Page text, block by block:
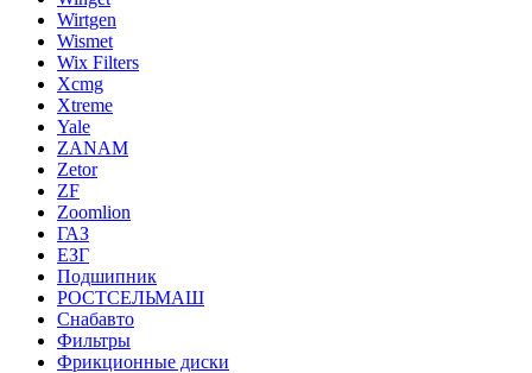
Wirtgen
Wismet
Wix Filters
Xcmg
Xtreme
Yale
ZANAM
Zetor
ZF
Zoomlion
ГАЗ
ЕЗГ
Подшипник
РОСТСЕЛЬМАШ
Снабавто
Фильтры
Фрикционные диски